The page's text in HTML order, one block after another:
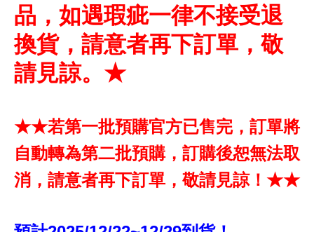
品，如遇瑕疵一律不接受退
換貨，請意者再下訂單，敬
請見諒。★
★★若第一批預購官方已售完，訂單將
自動轉為第二批預購，訂購後恕無法取
消，請意者再下訂單，敬請見諒！★★